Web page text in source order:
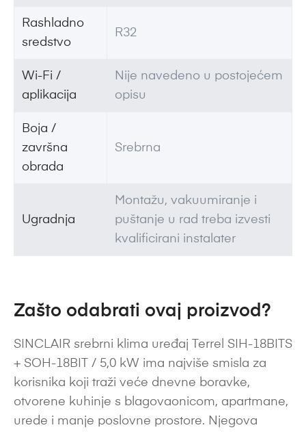
Rashladno
sredstvo
R32
Wi-Fi /
aplikacija
Nije navedeno u postojećem
opisu
Boja /
završna
obrada
Srebrna
Ugradnja
Montažu, vakuumiranje i
puštanje u rad treba izvesti
kvalificirani instalater
Zašto odabrati ovaj proizvod?
SINCLAIR srebrni klima uređaj Terrel SIH-18BITS
+ SOH-18BIT / 5,0 kW ima najviše smisla za
korisnika koji traži veće dnevne boravke,
otvorene kuhinje s blagovaonicom, apartmane,
urede i manje poslovne prostore. Njegova